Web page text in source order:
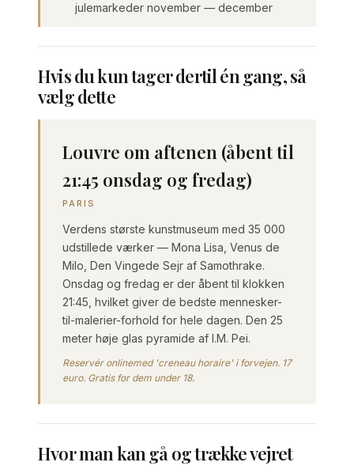
julemarkeder november — december
Hvis du kun tager dertil én gang, så
vælg dette
Louvre om aftenen (åbent til
21:45 onsdag og fredag)
PARIS
Verdens største kunstmuseum med 35 000
udstillede værker — Mona Lisa, Venus de
Milo, Den Vingede Sejr af Samothrake.
Onsdag og fredag er der åbent til klokken
21:45, hvilket giver de bedste mennesker-
til-malerier-forhold for hele dagen. Den 25
meter høje glas pyramide af I.M. Pei.
Reservér onlinemed 'creneau horaire' i forvejen. 17
euro. Gratis for dem under 18.
Hvor man kan gå og trække vejret